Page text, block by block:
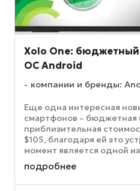
Xolo One:
ОС Android
компании и бренды:
Еще одна интересная
смартфонов – бюджетная
приблизительная
$105, благодаря ей это
момент является одной
стоимости на сегодня
подробнее